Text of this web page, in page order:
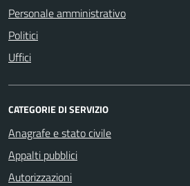
Personale amministrativo
Politici
Uffici
CATEGORIE DI SERVIZIO
Anagrafe e stato civile
Appalti pubblici
Autorizzazioni